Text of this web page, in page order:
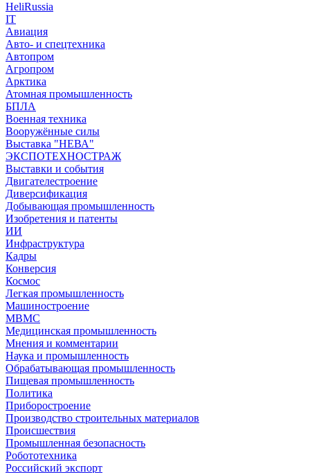
HeliRussia
IT
Авиация
Авто- и спецтехника
Автопром
Агропром
Арктика
Атомная промышленность
БПЛА
Военная техника
Вооружённые силы
Выставка "НЕВА"
ЭКСПОТЕХНОСТРАЖ
Выставки и события
Двигателестроение
Диверсификация
Добывающая промышленность
Изобретения и патенты
ИИ
Инфраструктура
Кадры
Конверсия
Космос
Легкая промышленность
Машиностроение
МВМС
Медицинская промышленность
Мнения и комментарии
Наука и промышленность
Обрабатывающая промышленность
Пищевая промышленность
Политика
Приборостроение
Производство строительных материалов
Происшествия
Промышленная безопасность
Робототехника
Российский экспорт